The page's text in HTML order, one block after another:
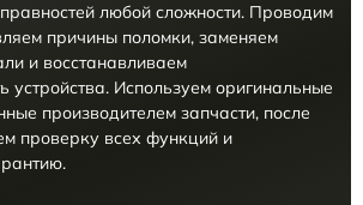
любой сложности. Проводим
причины поломки, заменяем
и восстанавливаем
устройства. Используем оригинальные
производителем запчасти, после
проверку всех функций и